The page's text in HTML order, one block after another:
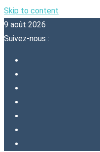
Skip to content
9 août 2026
Suivez-nous :